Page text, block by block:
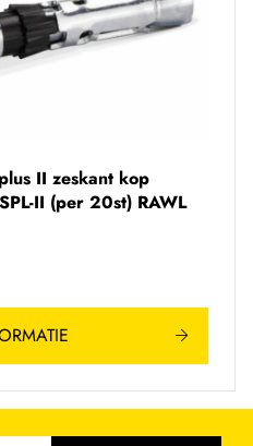
II zeskant kop
II (per 20st) RAWL